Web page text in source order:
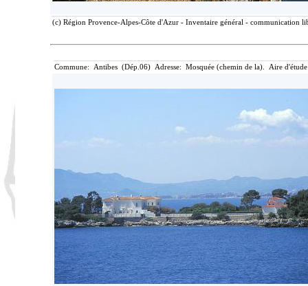
(c) Région Provence-Alpes-Côte d'Azur - Inventaire général - communication
Commune: Antibes (Dép.06) Adresse: Mosquée (chemin de la). Aire